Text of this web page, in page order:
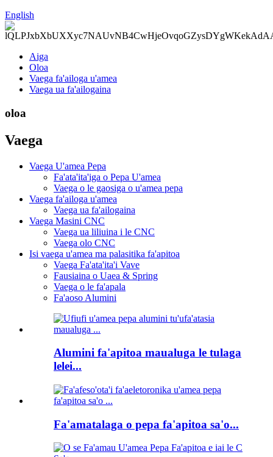
English
Aiga
Oloa
Vaega fa'ailoga u'amea
Vaega ua fa'ailogaina
oloa
Vaega
Vaega U'amea Pepa
Fa'ata'ita'iga o Pepa U'amea
Vaega o le gaosiga o u'amea pepa
Vaega fa'ailoga u'amea
Vaega ua fa'ailogaina
Vaega Masini CNC
Vaega ua liliuina i le CNC
Vaega olo CNC
Isi vaega u'amea ma palasitika fa'apitoa
Vaega Fa'ata'ita'i Vave
Fausiaina o Uaea & Spring
Vaega o le fa'apala
Fa'aoso Alumini
Alumini fa'apitoa maualuga le tulaga
lelei...
Fa'amatalaga o pepa fa'apitoa sa'o...